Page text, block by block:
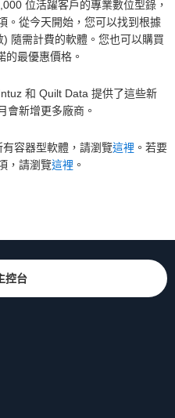
位活躍客戶的專業數位型錄，
。從今天開始，您可以找到根據
隨需計費的軟體。您也可以購買
的最優惠價格。
和 Quilt Data 提供了這些新
會新增更多廠商。
容器型軟體，請瀏覽這裡 。若要
，請瀏覽這裡 。
控台